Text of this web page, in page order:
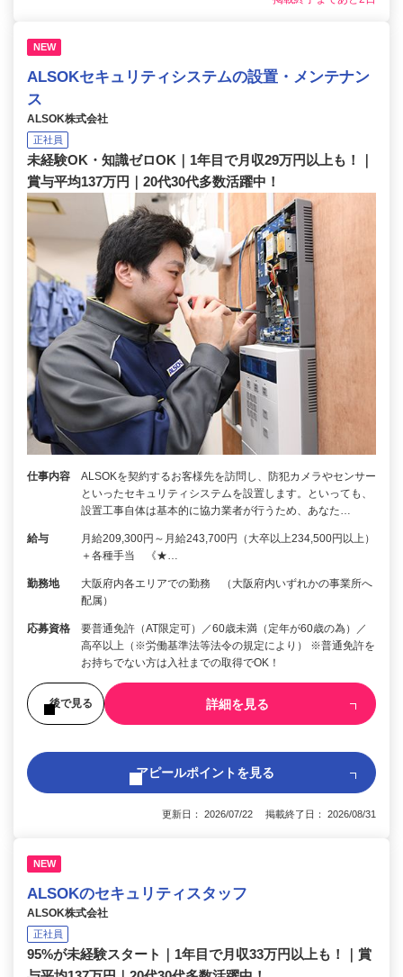
NEW
ALSOKセキュリティシステムの設置・メンテナン
ス
ALSOK株式会社
正社員
未経験OK・知識ゼロOK｜1年目で月収29万円以上も！｜
賞与平均137万円｜20代30代多数活躍中！
仕事内容
ALSOKを契約するお客様先を訪問し、防犯カメラやセンサー
といったセキュリティシステムを設置します。といっても、
設置工事自体は基本的に協力業者が行うため、あなた…
給与
月給209,300円～月給243,700円（大卒以上234,500円以上）
＋各種手当 《★…
勤務地
大阪府内各エリアでの勤務 （大阪府内いずれかの事業所へ
配属）
応募資格
要普通免許（AT限定可）／60歳未満（定年が60歳の為）／
高卒以上（※労働基準法等法令の規定により） ※普通免許を
お持ちでない方は入社までの取得でOK！
後で見る 詳細を見る
アピールポイントを見る
更新日： 2026/07/22 掲載終了日： 2026/08/31
NEW
ALSOKのセキュリティスタッフ
ALSOK株式会社
正社員
95%が未経験スタート｜1年目で月収33万円以上も！｜賞